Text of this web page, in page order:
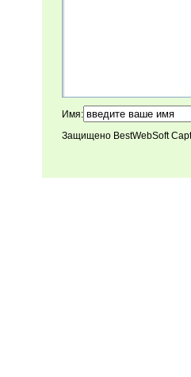
Имя:
Защищено BestWebSoft